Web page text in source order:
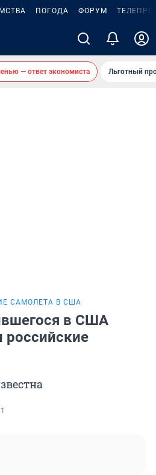
ПОГОДА ФОРУМ
— ответ экономиста Льготный
САМОЛЕТА В США
в США